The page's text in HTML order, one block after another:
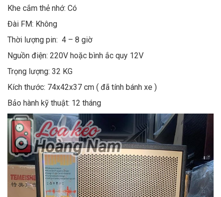
Khe cắm thẻ nhớ: Có
Đài FM: Không
Thời lượng pin: 4 – 8 giờ
Nguồn điện: 220V hoặc bình ắc quy 12V
Trọng lượng: 32 KG
Kích thước: 74x42x37 cm ( đã tính bánh xe )
Bảo hành kỹ thuật: 12 tháng